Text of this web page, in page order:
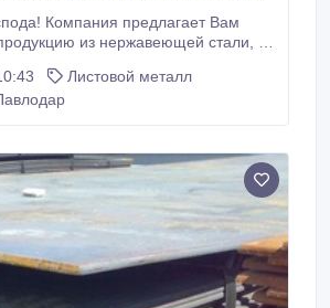
Компания предлагает Вам
из нержавеющей стали, а
Круг. Трубы - нержавеющие,
Листовой металл